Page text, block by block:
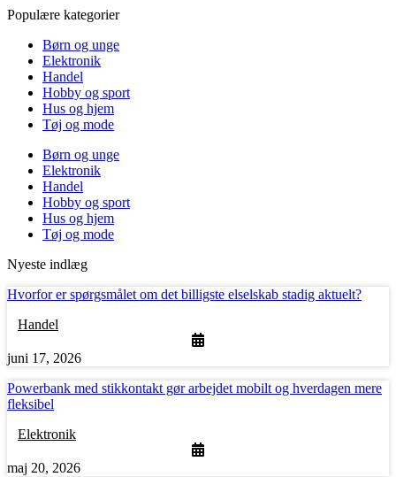
Populære kategorier
Børn og unge
Elektronik
Handel
Hobby og sport
Hus og hjem
Tøj og mode
Børn og unge
Elektronik
Handel
Hobby og sport
Hus og hjem
Tøj og mode
Nyeste indlæg
Hvorfor er spørgsmålet om det billigste elselskab stadig aktuelt?
Handel
juni 17, 2026
Powerbank med stikkontakt gør arbejdet mobilt og hverdagen mere
fleksibel
Elektronik
maj 20, 2026